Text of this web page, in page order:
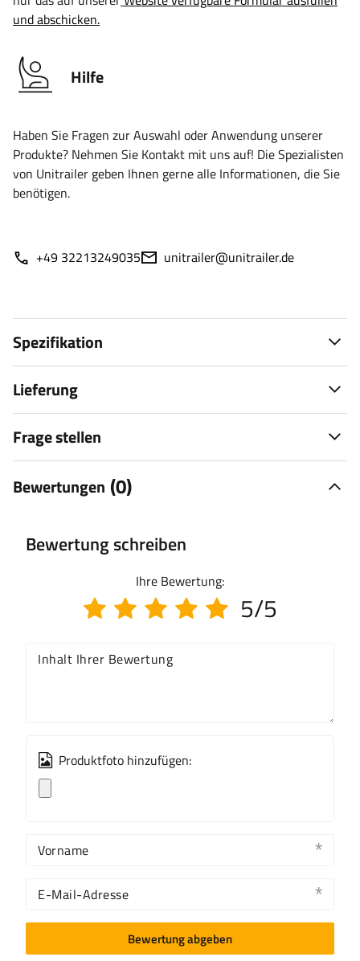
und abschicken.
Hilfe
Haben Sie Fragen zur Auswahl oder Anwendung unserer
Produkte? Nehmen Sie Kontakt mit uns auf! Die Spezialisten
von Unitrailer geben Ihnen gerne alle Informationen, die Sie
benötigen.
+49 32213249035 unitrailer@unitrailer.de
Spezifikation
Lieferung
Frage stellen
Bewertungen (0)
Bewertung schreiben
Ihre Bewertung:
5/5
Inhalt Ihrer Bewertung
Produktfoto hinzufügen:
Vorname
E-Mail-Adresse
Bewertung abgeben